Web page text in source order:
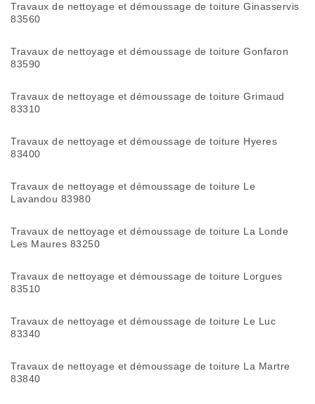
Travaux de nettoyage et démoussage de toiture Ginasservis
83560
Travaux de nettoyage et démoussage de toiture Gonfaron
83590
Travaux de nettoyage et démoussage de toiture Grimaud
83310
Travaux de nettoyage et démoussage de toiture Hyeres
83400
Travaux de nettoyage et démoussage de toiture Le
Lavandou 83980
Travaux de nettoyage et démoussage de toiture La Londe
Les Maures 83250
Travaux de nettoyage et démoussage de toiture Lorgues
83510
Travaux de nettoyage et démoussage de toiture Le Luc
83340
Travaux de nettoyage et démoussage de toiture La Martre
83840